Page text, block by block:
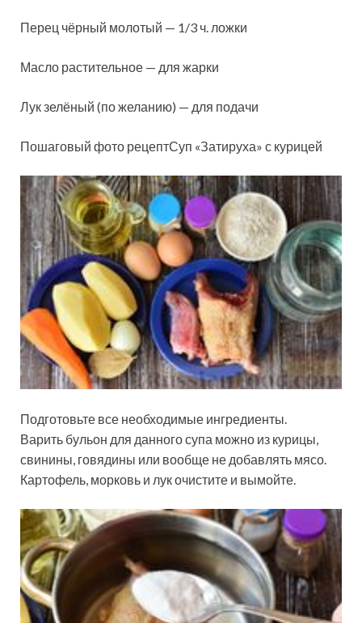
Перец чёрный молотый — 1/3 ч. ложки
Масло растительное — для жарки
Лук зелёный (по желанию) — для подачи
Пошаговый фото рецептСуп «Затируха» с курицей
Подготовьте все необходимые ингредиенты.
Варить бульон для данного супа можно из курицы,
свинины, говядины или вообще не добавлять мясо.
Картофель, морковь и лук очистите и вымойте.